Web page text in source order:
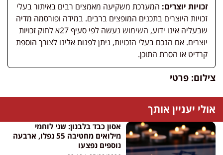
זכויות יוצרים: המערכת משקיעה מאמצים רבים באיתור בעלי
זכויות היוצרים בתכנים המופצים ברבים. במידה ופורסמה מדיה
שבעליה אינו ידוע, השימוש נעשה לפי סעיף 27א לחוק זכויות
יוצרים. אם הנכם בעלי הזכויות, ניתן לפנות אלינו לצורך הוספת
קרדיט או הסרת התוכן.
צילום: פרטי
אולי יעניין אותך
אסון כבד בלבנון: שני לוחמי
מילואים מחטיבה 55 נפלו, ארבעה
נוספים נפצעו